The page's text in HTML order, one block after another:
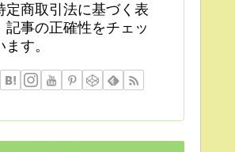
定商取引法に基づく表
記事の正確性をチェッ
す。